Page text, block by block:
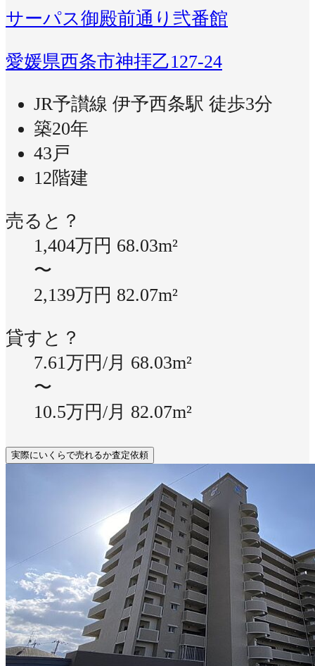
サーパス御殿前通り弐番館
愛媛県西条市神拝乙127-24
JR予讃線 伊予西条駅 徒歩3分
築20年
43戸
12階建
売ると？
1,404万円 68.03m²
〜
2,139万円 82.07m²
貸すと？
7.61万円/月 68.03m²
〜
10.5万円/月 82.07m²
実際にいくらで売れるか査定依頼